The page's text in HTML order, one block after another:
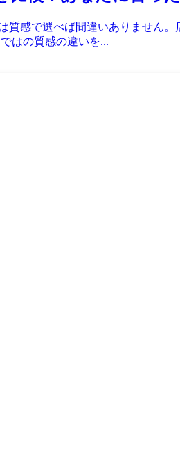
感で選べば間違いありません
はの質感の違いを...